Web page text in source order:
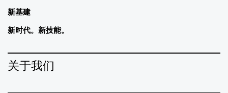
新基建
新时代。新技能。
关于我们